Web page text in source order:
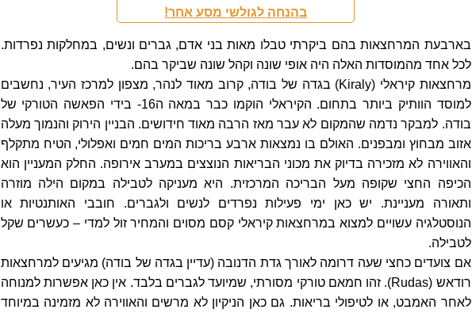
בהנחה לגולשי מסע אחר!
בארבעת המרחצאות בהם ביקרתי טבלו מאות בני אדם, גברים ונשים, במחלקות נפרדות.
לכל אחד מהמוסדות האלה היה אופי שונה וקהל שונה שביקר בהם.
מרחצאות קיראלי (Kiraly) בגדה של בודה, קרוב מאוד לנהר, מצפון למרכז העיר, נחשבים
למוסד הוותיק ביותר בתחום. הקיראלי הוקמו כבר במאה ה16- בידי הפאשה הטורקי של
בודה. למבקר נדמה שהמקום לא עבר מאז הרבה מאוד חידושים. הבניין הירוק והנמוך מעלה
אזוב מבחוץ ומבפנים. האולם בו נמצאות ארבע בריכות המים חמים ואפלולי, הטיח מתקלף
והאווירה לא מזכירה בדיוק את מכוני הבריאות הנוצצים במערב אירופה. החלק המעניין הוא
הכיפה החצי שקופה מעל הבריכה המרכזית. היא מעניקה לטבילה במקום הילה מוזרה
ותאורה מעניינת. יש כאן ימי פעילות נפרדים לנשים ולגברים. חובבי האותנטיות או
הנוסטלגיה עשויים למצוא במרחצאות קיראלי קסם מסוים והמחיר זול למדי – כעשרים שקל
לטבילה.
אם צועדים כחצי שעה דרומה לאורך גדת הדנובה (עדיין בגדה של בודה) מגיעים למרחצאות
רודאש (Rudas). זהו חמאם טורקי מסורתי, שמיועד לגברים בלבד. אין כאן אפשרות למנוחה
לאחר האמבט, או לטיפולי בריאות. גם כאן הניקיון לא מרשים והאווירה לא מזמינה במיוחד